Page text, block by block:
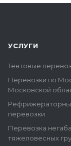
УСЛУГИ
Тентовые
Перевозки по
Московской
перевозки
Перевозка
тяжеловесных